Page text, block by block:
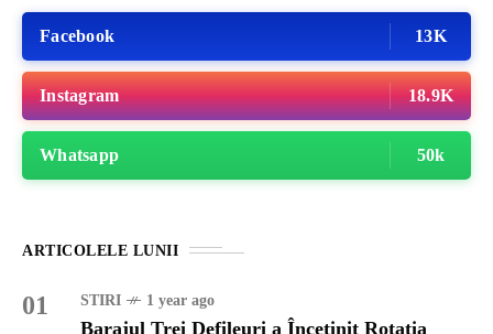
Facebook 13K
Instagram 18.9K
Whatsapp 50k
ARTICOLELE LUNII
01 STIRI 1 year ago
Barajul Trei Defileuri a Încetinit Rotația